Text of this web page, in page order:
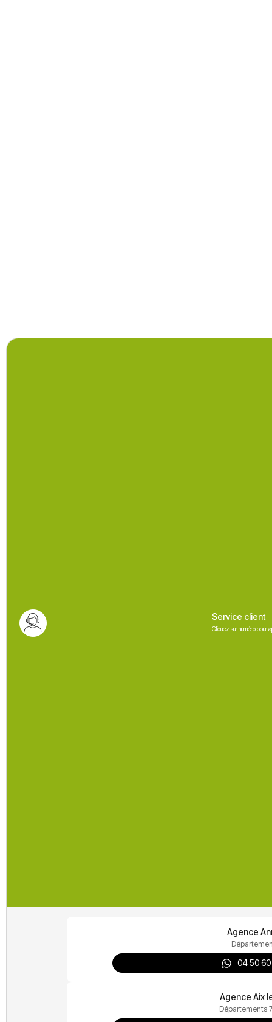
Service client
Cliquez sur numéro pour
Agence
04 50
Agence Aix
Départements